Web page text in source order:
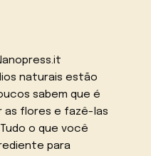
naturais estão
sabem que é
flores e fazê-las
o que você
para